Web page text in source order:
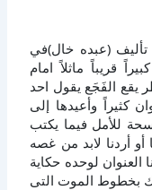
الوصف للرواية الموت يمر من هنا pdf تأليف (عبده خال)في
قريباً ماثلاً امام
يقع الفَجَع يقول احد
كثيراً وأعيدها إلى
للأمل فيما يكتب
أو أردنا لابد من غصه
العنوان لوحده حكاية
بخطوط الموت التى